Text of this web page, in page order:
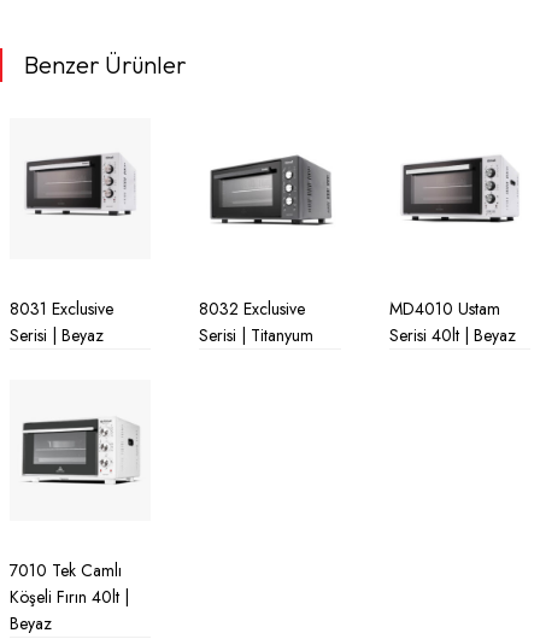
Benzer Ürünler
8031 Exclusive
Serisi | Beyaz
8032 Exclusive
Serisi | Titanyum
MD4010 Ustam
Serisi 40lt | Beyaz
7010 Tek Camlı
Köşeli Fırın 40lt |
Beyaz